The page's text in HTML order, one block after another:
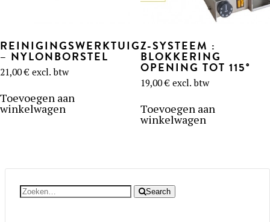
REINIGINGSWERKTUIG
– NYLONBORSTEL
21,00€ excl. btw
Toevoegen aan
winkelwagen
Z-SYSTEEM :
BLOKKERING
OPENING TOT 115°
19,00€ excl. btw
Toevoegen aan
winkelwagen
Search
for:
Search